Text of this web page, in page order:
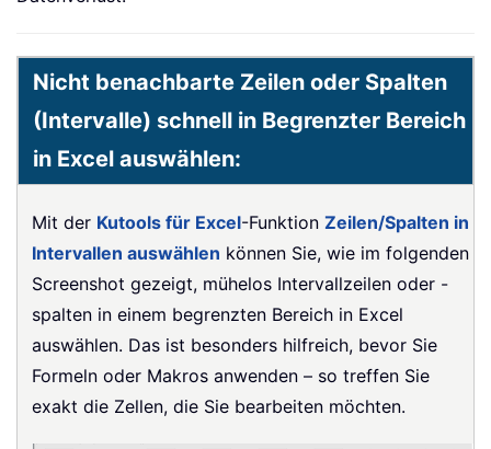
Nicht benachbarte Zeilen oder Spalten
(Intervalle) schnell in Begrenzter Bereich
in Excel auswählen:
Mit der Kutools für Excel-Funktion Zeilen/Spalten in
Intervallen auswählen können Sie, wie im folgenden
Screenshot gezeigt, mühelos Intervallzeilen oder -
spalten in einem begrenzten Bereich in Excel
auswählen. Das ist besonders hilfreich, bevor Sie
Formeln oder Makros anwenden – so treffen Sie
exakt die Zellen, die Sie bearbeiten möchten.